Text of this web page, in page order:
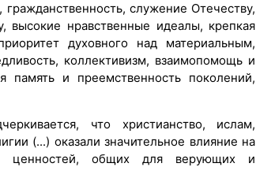
служение Отечеству,
высокие нравственные идеалы, крепкая
духовного над материальным,
коллективизм, взаимопомощь и
память и преемственность поколений,
что христианство, ислам,
(...) оказали значительное влияние на
ценностей, общих для верующих и